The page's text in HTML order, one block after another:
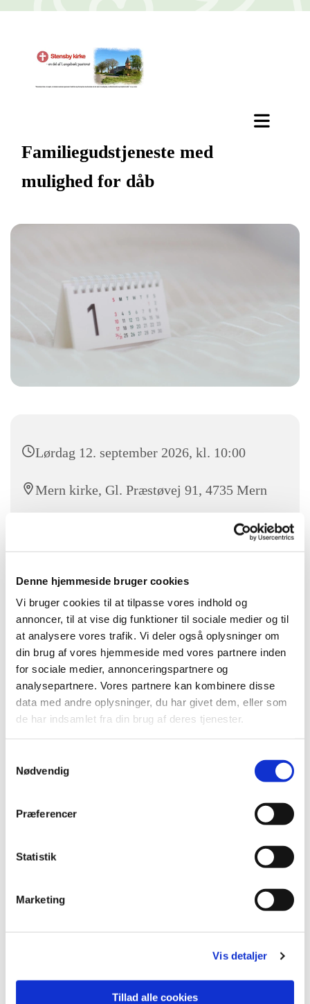
Denne hjemmeside bruger cookies
Vi bruger cookies til at tilpasse vores indhold og
annoncer, til at vise dig funktioner til sociale medier og til
at analysere vores trafik. Vi deler også oplysninger om
din brug af vores hjemmeside med vores partnere inden
for sociale medier, annonceringspartnere og
analysepartnere. Vores partnere kan kombinere disse
data med andre oplysninger, du har givet dem, eller som
de har indsamlet fra din brug af deres tjenester.
Nødvendig
Præferencer
Statistik
Marketing
Vis detaljer
Tillad alle cookies
Familiegudstjeneste med
mulighed for dåb
Lørdag 12. september 2026, kl. 10:00
Mern kirke, Gl. Præstøvej 91, 4735 Mern
Vær med til en familievenlig gudstjeneste om lørdagen med
mulighed for dåb.
Du vil måske også kunne lide...